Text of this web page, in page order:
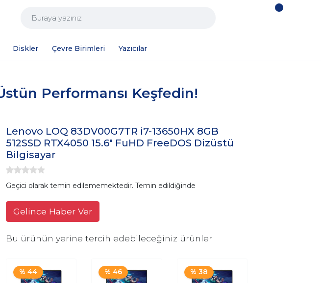
Diskler Çevre Birimleri Yazıcılar
Performansı Keşfedin!
Lenovo LOQ 83DV00G7TR i7-13650HX 8GB
512SSD RTX4050 15.6" FuHD FreeDOS Dizüstü
Bilgisayar
Geçici olarak temin edilememektedir. Temin edildiğinde
Gelince Haber Ver
Bu ürünün yerine tercih edebileceğiniz ürünler
% 44 % 46 % 38